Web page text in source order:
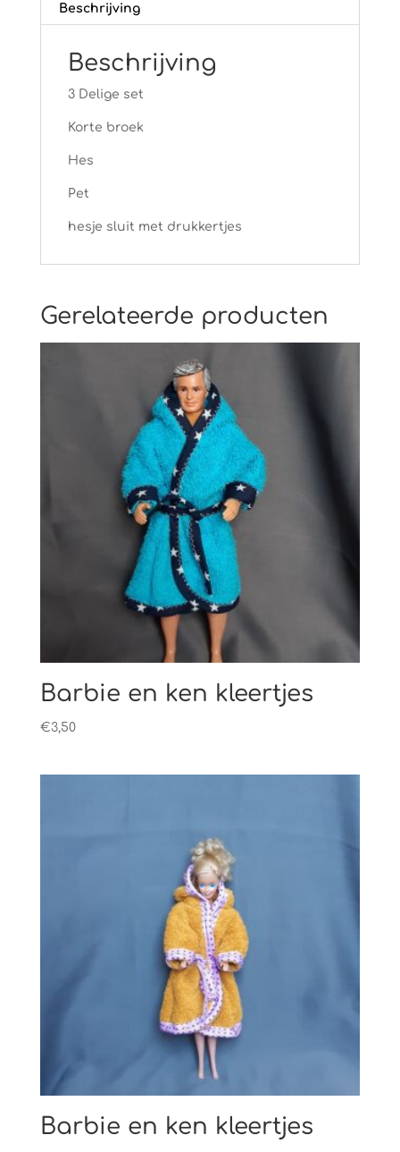
Beschrijving
Beschrijving
3 Delige set
Korte broek
Hes
Pet
hesje sluit met drukkertjes
Gerelateerde producten
Barbie en ken kleertjes
€3,50
Barbie en ken kleertjes